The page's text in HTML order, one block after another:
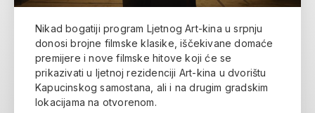
Nikad bogatiji program Ljetnog Art-kina u srpnju
donosi brojne filmske klasike, iščekivane domaće
premijere i nove filmske hitove koji će se
prikazivati u ljetnoj rezidenciji Art-kina u dvorištu
Kapucinskog samostana, ali i na drugim gradskim
lokacijama na otvorenom.